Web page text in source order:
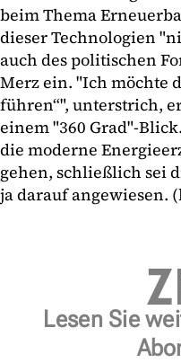
beim Thema
dieser Technologien
auch des politischen
Merz ein. "Ich möchte
führen“", unterstrich,
einem "360 Grad"-
die moderne
gehen, schließlich sei
ja darauf angewiesen.
Lesen Sie